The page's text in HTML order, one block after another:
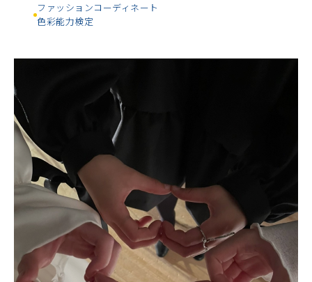
ファッションコーディネート
色彩能力検定